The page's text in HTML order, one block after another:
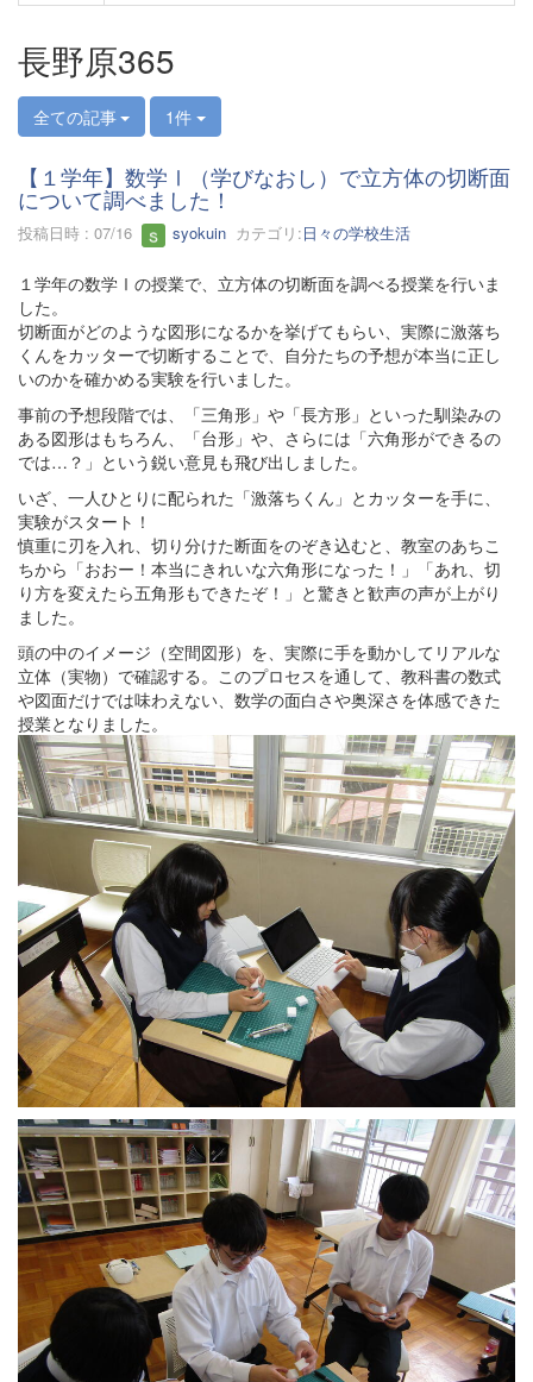
長野原365
全ての記事 1件
【１学年】数学Ⅰ（学びなおし）で立方体の切断面
について調べました！
投稿日時 : 07/16 syokuin カテゴリ:日々の学校生活
１学年の数学Ⅰの授業で、立方体の切断面を調べる授業を行いま
した。
切断面がどのような図形になるかを挙げてもらい、実際に激落ち
くんをカッターで切断することで、自分たちの予想が本当に正し
いのかを確かめる実験を行いました。
事前の予想段階では、「三角形」や「長方形」といった馴染みの
ある図形はもちろん、「台形」や、さらには「六角形ができるの
では…？」という鋭い意見も飛び出しました。
いざ、一人ひとりに配られた「激落ちくん」とカッターを手に、
実験がスタート！
慎重に刃を入れ、切り分けた断面をのぞき込むと、教室のあちこ
ちから「おおー！本当にきれいな六角形になった！」「あれ、切
り方を変えたら五角形もできたぞ！」と驚きと歓声の声が上がり
ました。
頭の中のイメージ（空間図形）を、実際に手を動かしてリアルな
立体（実物）で確認する。このプロセスを通して、教科書の数式
や図面だけでは味わえない、数学の面白さや奥深さを体感できた
授業となりました。